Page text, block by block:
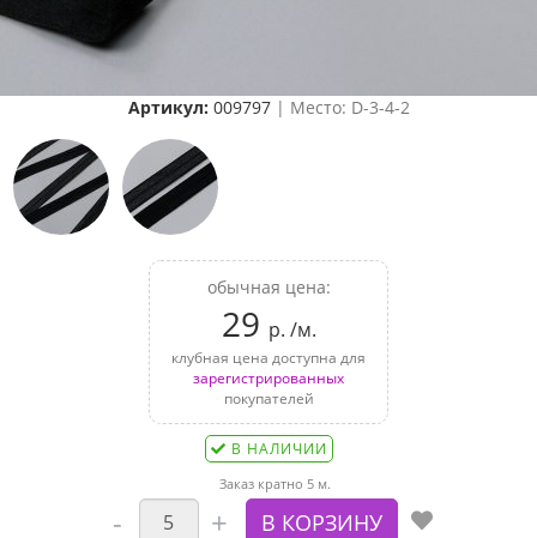
Артикул: 009797| Место: D-3-4-2
обычная цена:
29 р. /м.
клубная цена доступна для
зарегистрированных
покупателей
В НАЛИЧИИ
Заказ кратно 5 м.